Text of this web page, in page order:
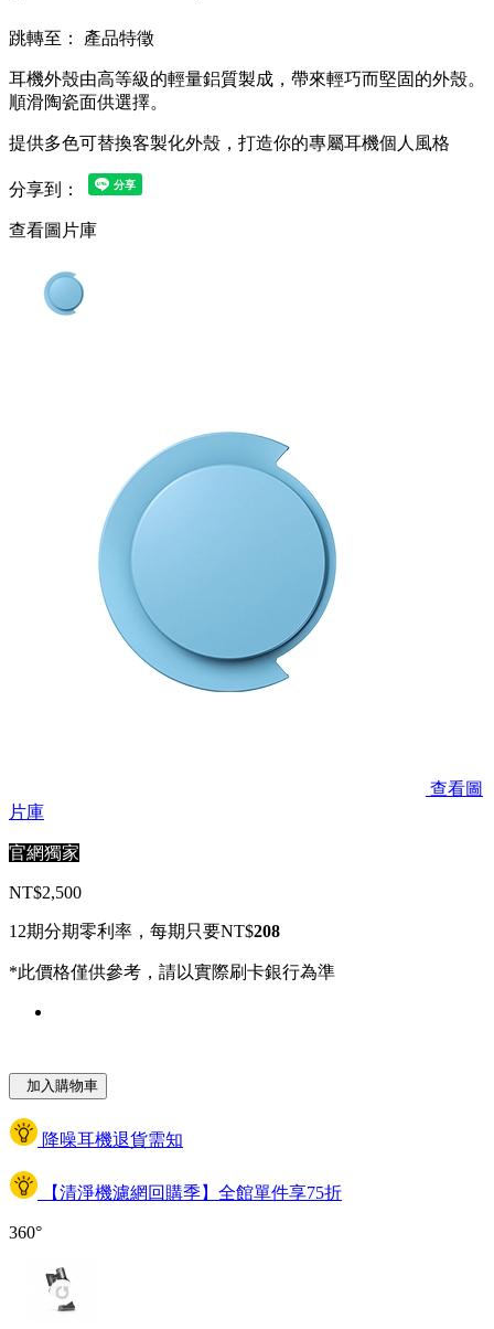
跳轉至： 產品特徵
耳機外殼由高等級的輕量鋁質製成，帶來輕巧而堅固的外殼。
順滑陶瓷面供選擇。
提供多色可替換客製化外殼，打造你的專屬耳機個人風格
分享到：
查看圖片庫
查看圖
片庫
官網獨家
NT$2,500
12期分期零利率，每期只要NT$208
*此價格僅供參考，請以實際刷卡銀行為準
加入購物車
降噪耳機退貨需知
【清淨機濾網回購季】全館單件享75折
360°